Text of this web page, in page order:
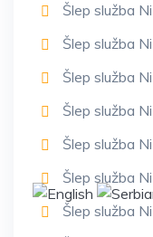
Šlep služba
Šlep služba
Šlep služba
Šlep služba
Šlep služba
Šlep služba
Šlep služba